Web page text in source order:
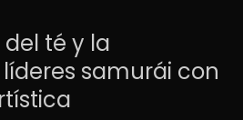
té y la
samurái con